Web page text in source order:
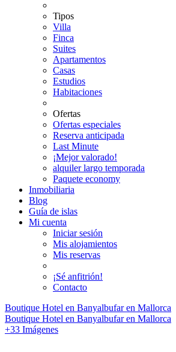
Tipos
Villa
Finca
Suites
Apartamentos
Casas
Estudios
Habitaciones
Ofertas
Ofertas especiales
Reserva anticipada
Last Minute
¡Mejor valorado!
alquiler largo temporada
Paquete economy
Inmobiliaria
Blog
Guía de islas
Mi cuenta
Iniciar sesión
Mis alojamientos
Mis reservas
¡Sé anfitrión!
Contacto
Boutique Hotel en Banyalbufar en Mallorca
Boutique Hotel en Banyalbufar en Mallorca
+33 Imágenes